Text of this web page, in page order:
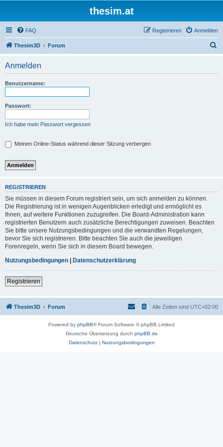
thesim.at
FAQ Anmelden
Registrieren
Thesim3D Forum
Anmelden
Benutzername:
Passwort:
Ich habe mein Passwort vergessen
Meinen Online-Status während dieser Sitzung verbergen
REGISTRIEREN
Sie müssen in diesem Forum registriert sein, um sich anmelden zu können.
Die Registrierung ist in wenigen Augenblicken erledigt und ermöglicht es
Ihnen, auf weitere Funktionen zuzugreifen. Die Board-Administration kann
registrierten Benutzern auch zusätzliche Berechtigungen zuweisen. Beachten
Sie bitte unsere Nutzungsbedingungen und die verwandten Regelungen,
bevor Sie sich registrieren. Bitte beachten Sie auch die jeweiligen
Forenregeln, wenn Sie sich in diesem Board bewegen.
Nutzungsbedingungen
Datenschutzerklärung
Registrieren
Thesim3D Forum Alle Zeiten sind UTC+02:00
Powered by phpBB® Forum Software © phpBB Limited
Deutsche Übersetzung durch phpBB.de
Datenschutz| Nutzungsbedingungen